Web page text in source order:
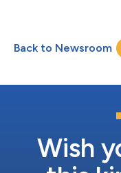
（AI）、加速的生產周
程和製造領域的變革。
何形狀與精細的內部結
動，這一能力正迅速擴
的人體軟骨植入物。對
未有的設計自由度，並
Back to Newsroom
Wish